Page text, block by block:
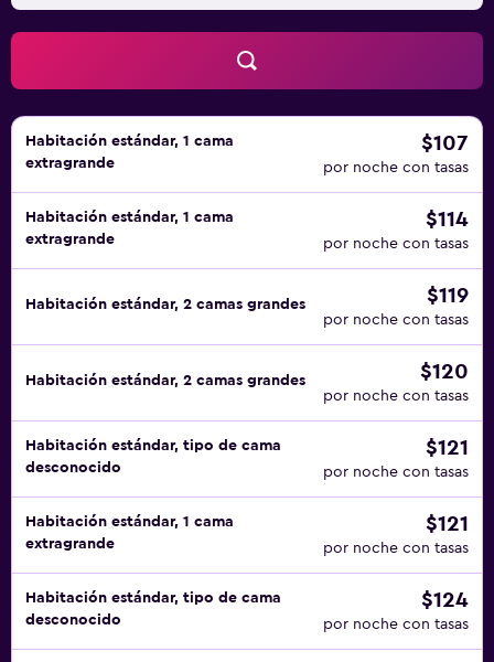
Habitación estándar, 1 cama
extragrande
$107
por noche con tasas
Habitación estándar, 1 cama
extragrande
$114
por noche con tasas
Habitación estándar, 2 camas grandes $119
por noche con tasas
Habitación estándar, 2 camas grandes $120
por noche con tasas
Habitación estándar, tipo de cama
desconocido
$121
por noche con tasas
Habitación estándar, 1 cama
extragrande
$121
por noche con tasas
Habitación estándar, tipo de cama
desconocido
$124
por noche con tasas